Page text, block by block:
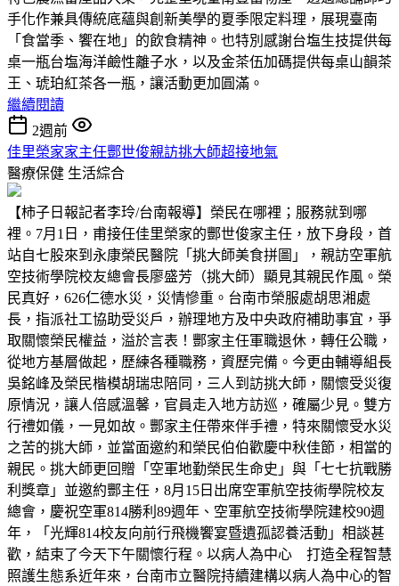
手化作兼具傳統底蘊與創新美學的夏季限定料理，展現臺南
「食當季、饗在地」的飲食精神。也特別感謝台塩生技提供每
桌一瓶台塩海洋鹼性離子水，以及金茶伍加碼提供每桌山韻茶
王、琥珀紅茶各一瓶，讓活動更加圓滿。
繼續閱讀
2週前
佳里榮家家主任酆世俊親訪挑大師超接地氣
醫療保健 生活綜合
【柿子日報記者李玲/台南報導】榮民在哪裡；服務就到哪
裡。7月1日，甫接任佳里榮家的酆世俊家主任，放下身段，首
站自七股來到永康榮民醫院「挑大師美食拼圖」，親訪空軍航
空技術學院校友總會長廖盛芳（挑大師）顯見其親民作風。榮
民真好，626仁德水災，災情慘重。台南市榮服處胡思湘處
長，指派社工協助受災戶，辦理地方及中央政府補助事宜，爭
取關懷榮民權益，溢於言表！酆家主任軍職退休，轉任公職，
從地方基層做起，歷練各種職務，資歷完備。今更由輔導組長
吳銘峰及榮民楷模胡瑞忠陪同，三人到訪挑大師，關懷受災復
原情況，讓人倍感溫馨，官員走入地方訪巡，確屬少見。雙方
行禮如儀，一見如故。酆家主任帶來伴手禮，特來關懷受水災
之苦的挑大師，並當面邀約和榮民伯伯歡慶中秋佳節，相當的
親民。挑大師更回贈「空軍地勤榮民生命史」與「七七抗戰勝
利獎章」並邀約酆主任，8月15日出席空軍航空技術學院校友
總會，慶祝空軍814勝利89週年、空軍航空技術學院建校90週
年，「光輝814校友向前行飛機饗宴暨遺孤認養活動」相談甚
歡，結束了今天下午關懷行程。以病人為中心 打造全程智慧
照護生態系近年來，台南市立醫院持續建構以病人為中心的智